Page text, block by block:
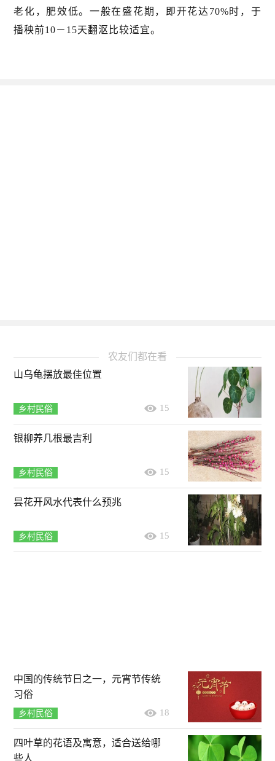
老化，肥效低。一般在盛花期，即开花达70%时，于
播秧前10－15天翻沤比较适宜。
农友们都在看
山乌龟摆放最佳位置
乡村民俗 15
银柳养几根最吉利
乡村民俗 15
昙花开风水代表什么预兆
乡村民俗 15
中国的传统节日之一，元宵节传统
习俗
乡村民俗 18
四叶草的花语及寓意，适合送给哪
些人